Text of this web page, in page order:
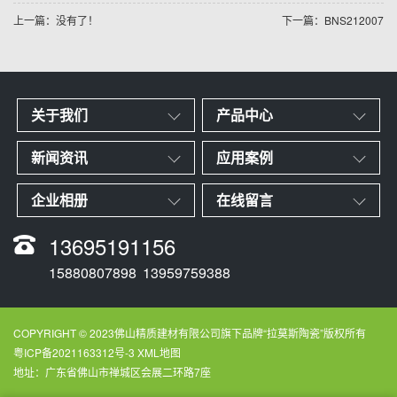
上一篇：没有了！ 下一篇：BNS212007
关于我们 产品中心
新闻资讯 应用案例
企业相册 在线留言
13695191156
15880807898 13959759388
COPYRIGHT © 2023佛山精质建材有限公司旗下品牌“拉莫斯陶瓷”版权所有
粤ICP备2021163312号-3 XML地图
地址：广东省佛山市禅城区会展二环路7座